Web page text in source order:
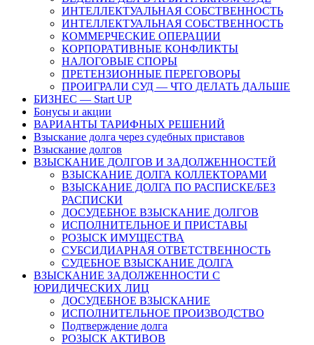
ИНТЕЛЛЕКТУАЛЬНАЯ СОБСТВЕННОСТЬ
ИНТЕЛЛЕКТУАЛЬНАЯ СОБСТВЕННОСТЬ
КОММЕРЧЕСКИЕ ОПЕРАЦИИ
КОРПОРАТИВНЫЕ КОНФЛИКТЫ
НАЛОГОВЫЕ СПОРЫ
ПРЕТЕНЗИОННЫЕ ПЕРЕГОВОРЫ
ПРОИГРАЛИ СУД — ЧТО ДЕЛАТЬ ДАЛЬШЕ
БИЗНЕС — Start UP
Бонусы и акции
ВАРИАНТЫ ТАРИФНЫХ РЕШЕНИЙ
Взыскание долга через судебных приставов
Взыскание долгов
ВЗЫСКАНИЕ ДОЛГОВ И ЗАДОЛЖЕННОСТЕЙ
ВЗЫСКАНИЕ ДОЛГА КОЛЛЕКТОРАМИ
ВЗЫСКАНИЕ ДОЛГА ПО РАСПИСКЕ/БЕЗ
РАСПИСКИ
ДОСУДЕБНОЕ ВЗЫСКАНИЕ ДОЛГОВ
ИСПОЛНИТЕЛЬНОЕ И ПРИСТАВЫ
РОЗЫСК ИМУЩЕСТВА
СУБСИДИАРНАЯ ОТВЕТСТВЕННОСТЬ
СУДЕБНОЕ ВЗЫСКАНИЕ ДОЛГА
ВЗЫСКАНИЕ ЗАДОЛЖЕННОСТИ С
ЮРИДИЧЕСКИХ ЛИЦ
ДОСУДЕБНОЕ ВЗЫСКАНИЕ
ИСПОЛНИТЕЛЬНОЕ ПРОИЗВОДСТВО
Подтверждение долга
РОЗЫСК АКТИВОВ